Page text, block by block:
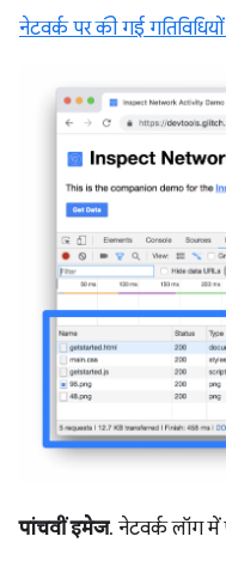
नेटवर्क पर की गई
पांचवीं इमेज. नेटवर्क लॉग में